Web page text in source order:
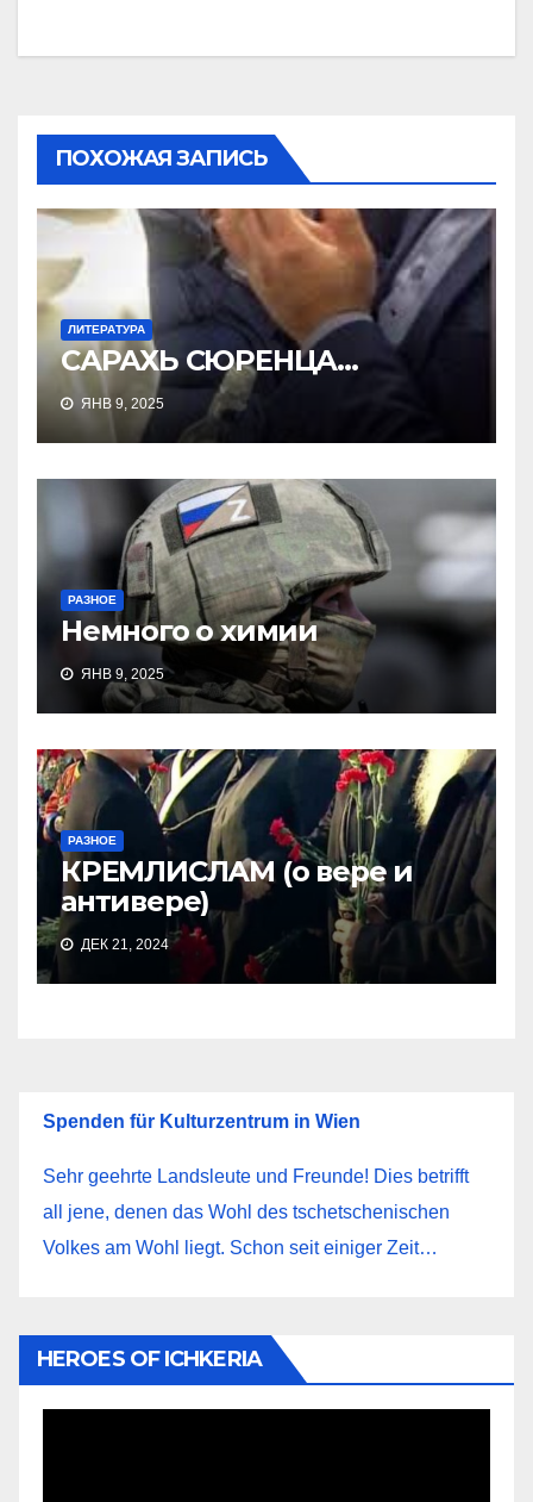
ПОХОЖАЯ ЗАПИСЬ
ЛИТЕРАТУРА
САРАХЬ СЮРЕНЦА…
ЯНВ 9, 2025
РАЗНОЕ
Немного о химии
ЯНВ 9, 2025
РАЗНОЕ
КРЕМЛИСЛАМ (о вере и
антивере)
ДЕК 21, 2024
Spenden für Kulturzentrum in Wien
Sehr geehrte Landsleute und Freunde! Dies betrifft
all jene, denen das Wohl des tschetschenischen
Volkes am Wohl liegt. Schon seit einiger Zeit…
HEROES OF ICHKERIA